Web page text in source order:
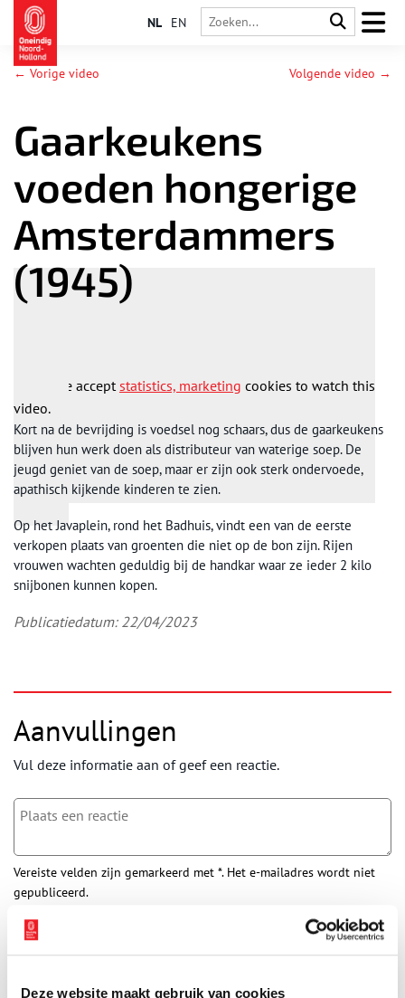
Deze website maakt gebruik van cookies
NL EN
← Vorige video Volgende video →
Gaarkeukens
voeden hongerige
Amsterdammers
(1945)
Please acceptstatistics, marketing cookies to watch this
video.
Kort na de bevrijding is voedsel nog schaars, dus de gaarkeukens
blijven hun werk doen als distributeur van waterige soep. De
jeugd geniet van de soep, maar er zijn ook sterk ondervoede,
apathisch kijkende kinderen te zien.
Op het Javaplein, rond het Badhuis, vindt een van de eerste
verkopen plaats van groenten die niet op de bon zijn. Rijen
vrouwen wachten geduldig bij de handkar waar ze ieder 2 kilo
snijbonen kunnen kopen.
Publicatiedatum: 22/04/2023
Aanvullingen
Vul deze informatie aan of geef een reactie.
Vereiste velden zijn gemarkeerd met *. Het e-mailadres wordt niet
gepubliceerd.
Naam
E-mail *